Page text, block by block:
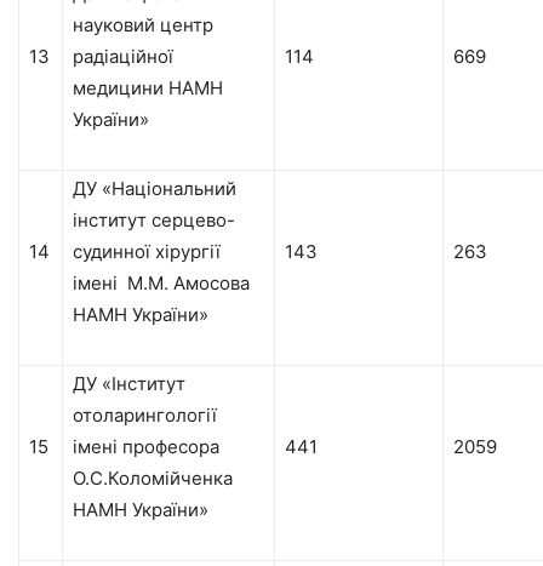
13
науковий центр
радіаційної
медицини НАМН
України»
114 669
14
ДУ «Національний
інститут серцево-
судинної хірургії
імені М.М. Амосова
НАМН України»
143 263
15
ДУ «Інститут
отоларингології
імені професора
О.С.Коломійченка
НАМН України»
441 2059